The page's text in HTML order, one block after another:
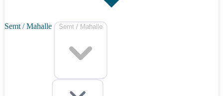
Semt / Mahalle Semt / Mahalle